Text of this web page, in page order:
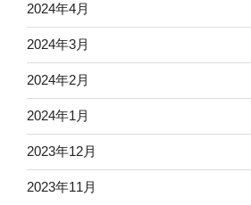
2024年4月
2024年3月
2024年2月
2024年1月
2023年12月
2023年11月